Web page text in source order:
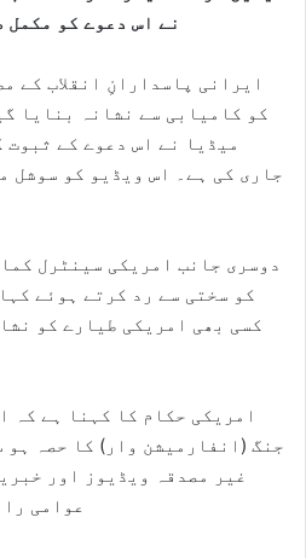
نے اس دعوے کو مکمل
ایرانی پاسدارانِ انقلاب کے
کو کامیابی سے نشانہ بنایا
میڈیا نے اس دعوے کے
جاری کی ہے۔ اس ویڈیو کو سوشل
دوسری جانب امریکی سینٹرل
کو سختی سے رد کرتے ہوئے
کسی بھی امریکی طیارے کو
امریکی حکام کا کہنا ہے کہ
جنگ (انفارمیشن وار) کا حصہ ہو
غیر مصدقہ ویڈیوز اور
عوامی